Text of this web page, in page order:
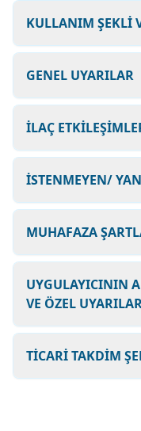
KULLANIM ŞEKLİ
GENEL UYARILAR
İLAÇ
İSTENMEYEN/
MUHAFAZA
UYGULAYICININ
VE ÖZEL
TİCARİ TAKDİM